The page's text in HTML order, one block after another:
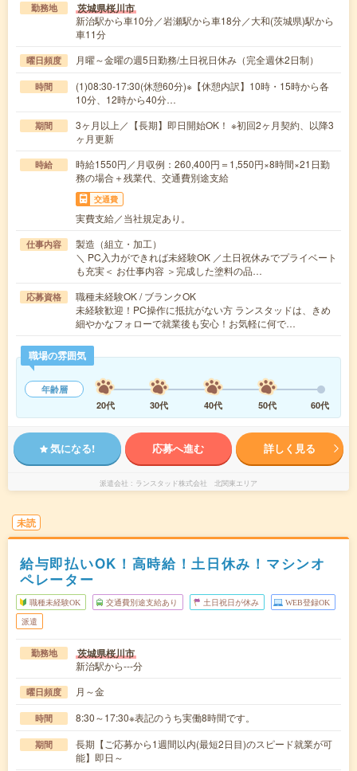
勤務地 茨城県桜川市
新治駅から車10分／岩瀬駅から車18分／大和(茨城県)駅から
車11分
曜日頻度 月曜～金曜の週5日勤務/土日祝日休み（完全週休2日制）
時間
(1)08:30-17:30(休憩60分)※【休憩内訳】10時・15時から各
10分、12時から40分…
期間
3ヶ月以上／【長期】即日開始OK！ ※初回2ヶ月契約、以降3
ヶ月更新
時給
時給1550円／月収例：260,400円＝1,550円×8時間×21日勤
務の場合＋残業代、交通費別途支給
交通費
実費支給／当社規定あり。
仕事内容
製造（組立・加工）
＼ PC入力ができれば未経験OK ／土日祝休みでプライベート
も充実＜ お仕事内容 ＞完成した塗料の品…
応募資格
職種未経験OK / ブランクOK
未経験歓迎！PC操作に抵抗がない方 ランスタッドは、きめ
細やかなフォローで就業後も安心！お気軽に何で…
職場の雰囲気
年齢層
20代
30代 40代 50代 60代
気になる! 応募へ進む 詳しく見る
派遣会社 ランスタッド株式会社 北関東エリア
未読
給与即払いOK！高時給！土日休み！マシンオ
ペレーター
職種未経験OK 交通費別途支給あり 土日祝日が休み WEB登録OK
派遣
勤務地 茨城県桜川市
新治駅から---分
曜日頻度 月～金
時間 8:30～17:30※表記のうち実働8時間です。
期間
長期【ご応募から1週間以内(最短2日目)のスピード就業が可
能】即日～